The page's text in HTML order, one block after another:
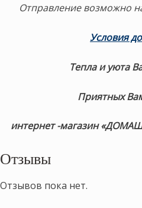
Отправление возможно
Условия
Тепла и уюта
Приятных
интернет -магазин
Отзывы
Отзывов пока нет.